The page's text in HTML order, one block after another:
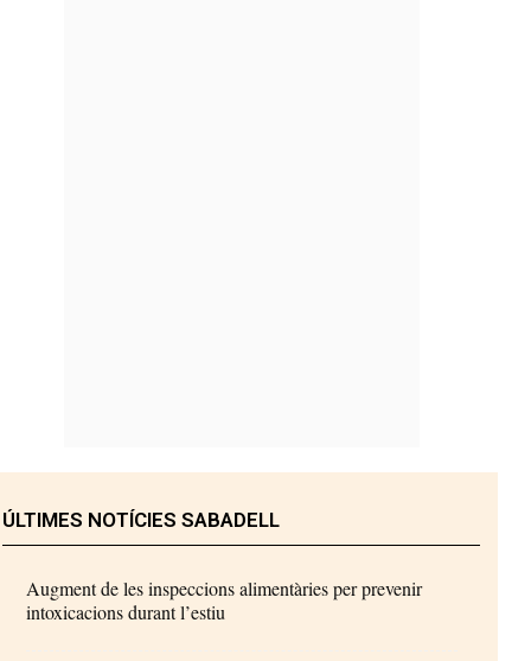
ÚLTIMES NOTÍCIES SABADELL
Augment de les inspeccions alimentàries per prevenir
intoxicacions durant l’estiu